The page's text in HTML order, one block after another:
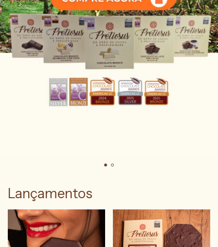
Lançamentos